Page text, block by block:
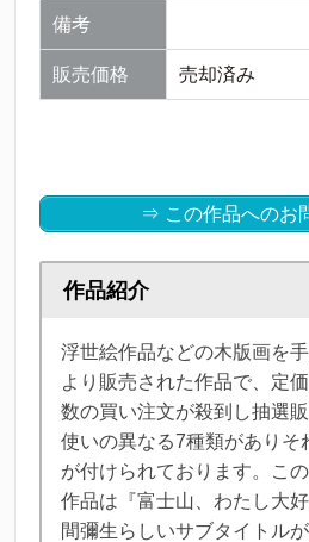
備考
販売価格 売却済み
⇒ この作品へのお
作品紹介
浮世絵作品などの木版画を
より販売された作品で、定
数の買い注文が殺到し抽選
使いの異なる7種類がありそ
が付けられております。こ
作品は『富士山、わたし大
間彌生らしいサブタイトル